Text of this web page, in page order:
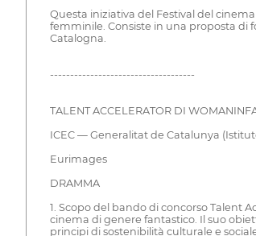
Questa iniziativa del Festival del
femminile. Consiste in una proposta di
Catalogna.
------------------------------------
TALENT ACCELERATOR DI
ICEC — Generalitat de Catalunya
Eurimages
DRAMMA
1. Scopo del bando di concorso Talent
cinema di genere fantastico. Il suo
principi di sostenibilità culturale e